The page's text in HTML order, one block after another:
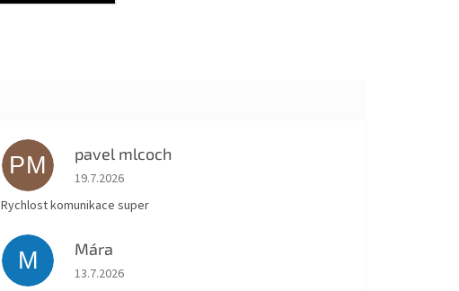
PM pavel mlcoch
Hodnocení obchodu je 5 z 5 hvězdiček.
19.7.2026
Rychlost komunikace super
M Mára
Hodnocení obchodu je 5 z 5 hvězdiček.
13.7.2026